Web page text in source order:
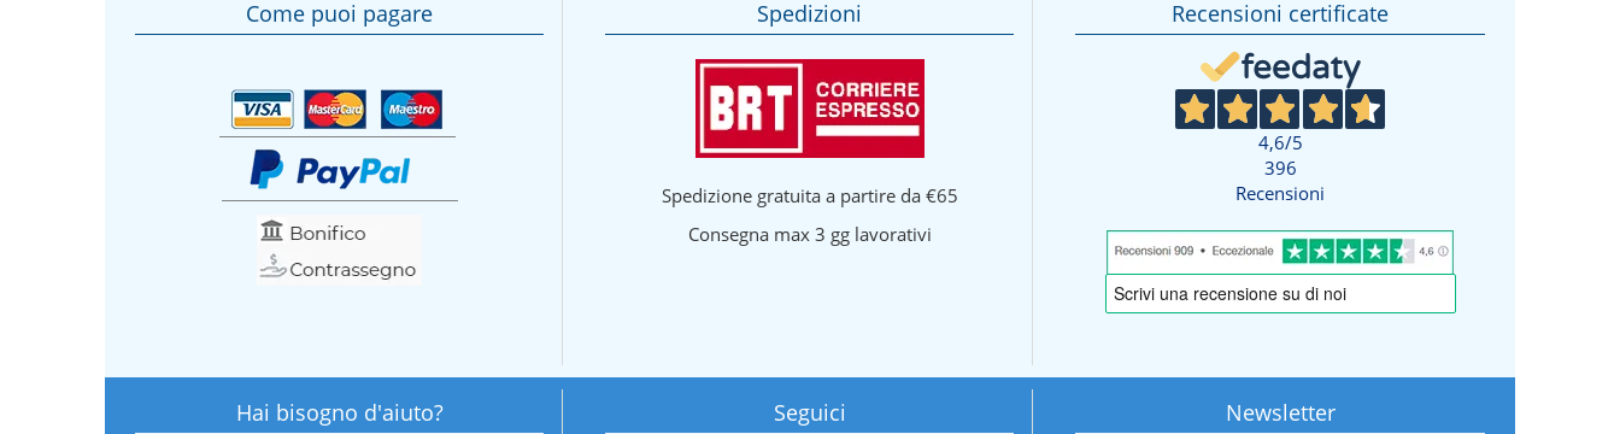
Come puoi pagare Spedizioni
Spedizione gratuita a partire da €65
Consegna max 3 gg lavorativi
Recensioni certificate
4,6/5
396
Recensioni
Hai bisogno d'aiuto? Seguici Newsletter